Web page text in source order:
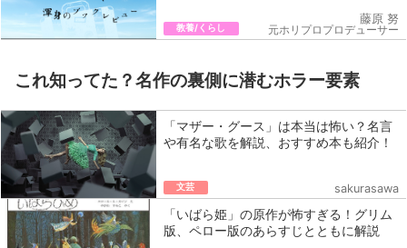
教養/くらし
藤原 努
元ホリプロプロデューサー
これ知ってた？名作の裏側に潜むホラー要素
「マザー・グース」は本当は怖い？名言
や有名な歌を解説、おすすめ本も紹介！
文芸 sakurasawa
「いばら姫」の原作が怖すぎる！グリム
版、ペロー版のあらすじとともに解説